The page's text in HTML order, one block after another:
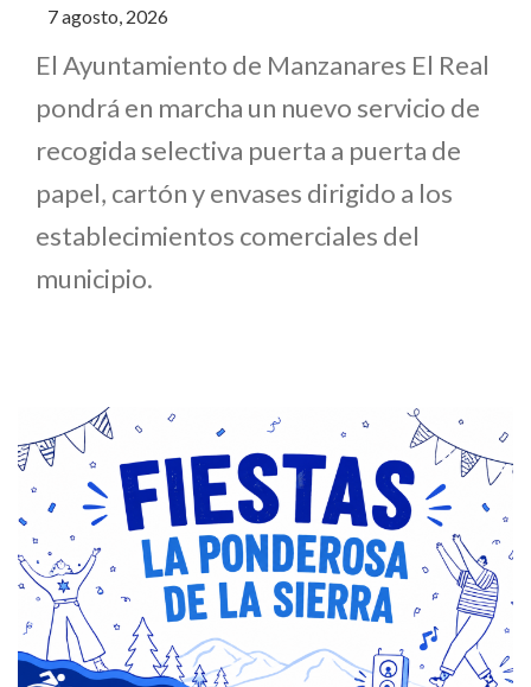
7 agosto, 2026
El Ayuntamiento de Manzanares El Real
pondrá en marcha un nuevo servicio de
recogida selectiva puerta a puerta de
papel, cartón y envases dirigido a los
establecimientos comerciales del
municipio.